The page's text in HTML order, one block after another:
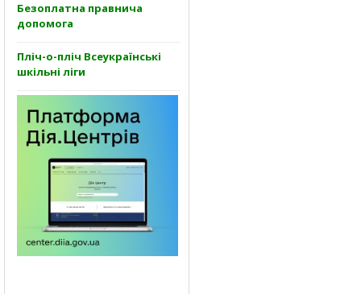
Безоплатна правнича
допомога
Пліч-о-пліч Всеукраїнські
шкільні ліги